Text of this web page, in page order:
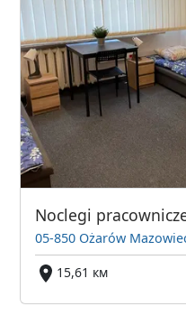
Noclegi
05-850 Ożarów
15,61 км